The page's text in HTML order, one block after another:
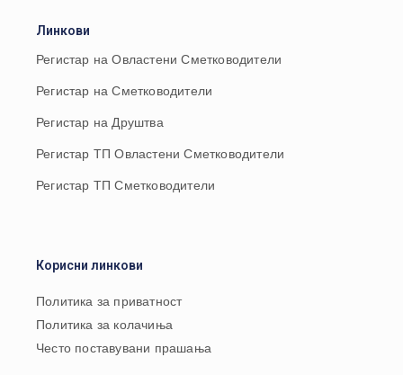
Линкови
Регистар на Овластени Сметководители
Регистар на Сметководители
Регистар на Друштва
Регистар ТП Овластени Сметководители
Регистар ТП Сметководители
Корисни линкови
Политика за приватност
Политика за колачиња
Често поставувани прашања